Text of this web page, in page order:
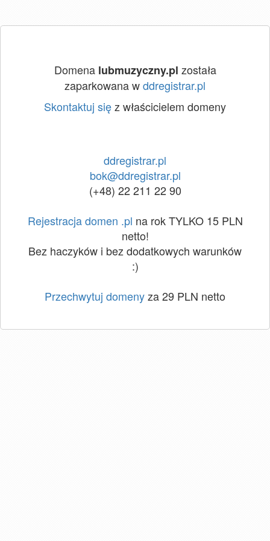
Domena lubmuzyczny.pl została
zaparkowana wddregistrar.pl
Skontaktuj sięz właścicielem domeny
ddregistrar.pl
bok@ddregistrar.pl
(+48) 22 211 22 90
Rejestracja domen .pl na rok TYLKO 15 PLN
netto!
Bez haczyków i bez dodatkowych warunków
:)
Przechwytuj domenyza 29 PLN netto